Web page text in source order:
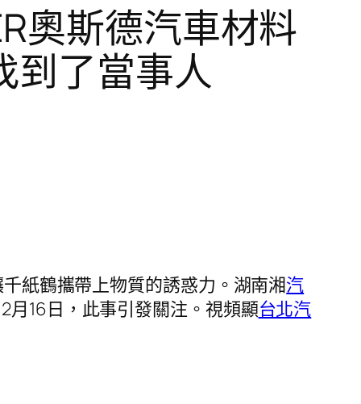
奧斯德汽車材料
到了當事人
紙鶴攜帶上物質的誘惑力。湖南湘汽
月16日，此事引發關注。視頻顯台北汽